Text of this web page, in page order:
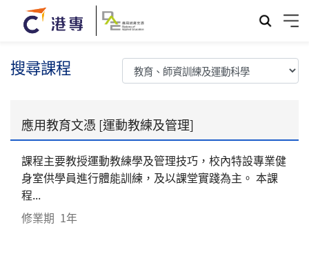
搜尋課程
應用教育文憑 [運動教練及管理]
課程主要教授運動教練學及管理技巧，校內特設專業健
身室供學員進行體能訓練，及以課堂實踐為主。 本課
程...
修業期 1年